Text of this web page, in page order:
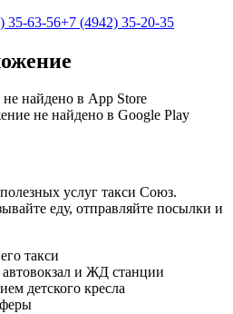
35-63-56+7 (4942) 35-20-35
найдено в App Store
не найдено в Google Play
услуг такси Союз.
еду, отправляйте посылки и
такси
автовокзал и ЖД станции
детского кресла